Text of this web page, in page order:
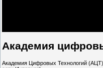
Академия
Академия Цифровых Технологий (АЦТ)